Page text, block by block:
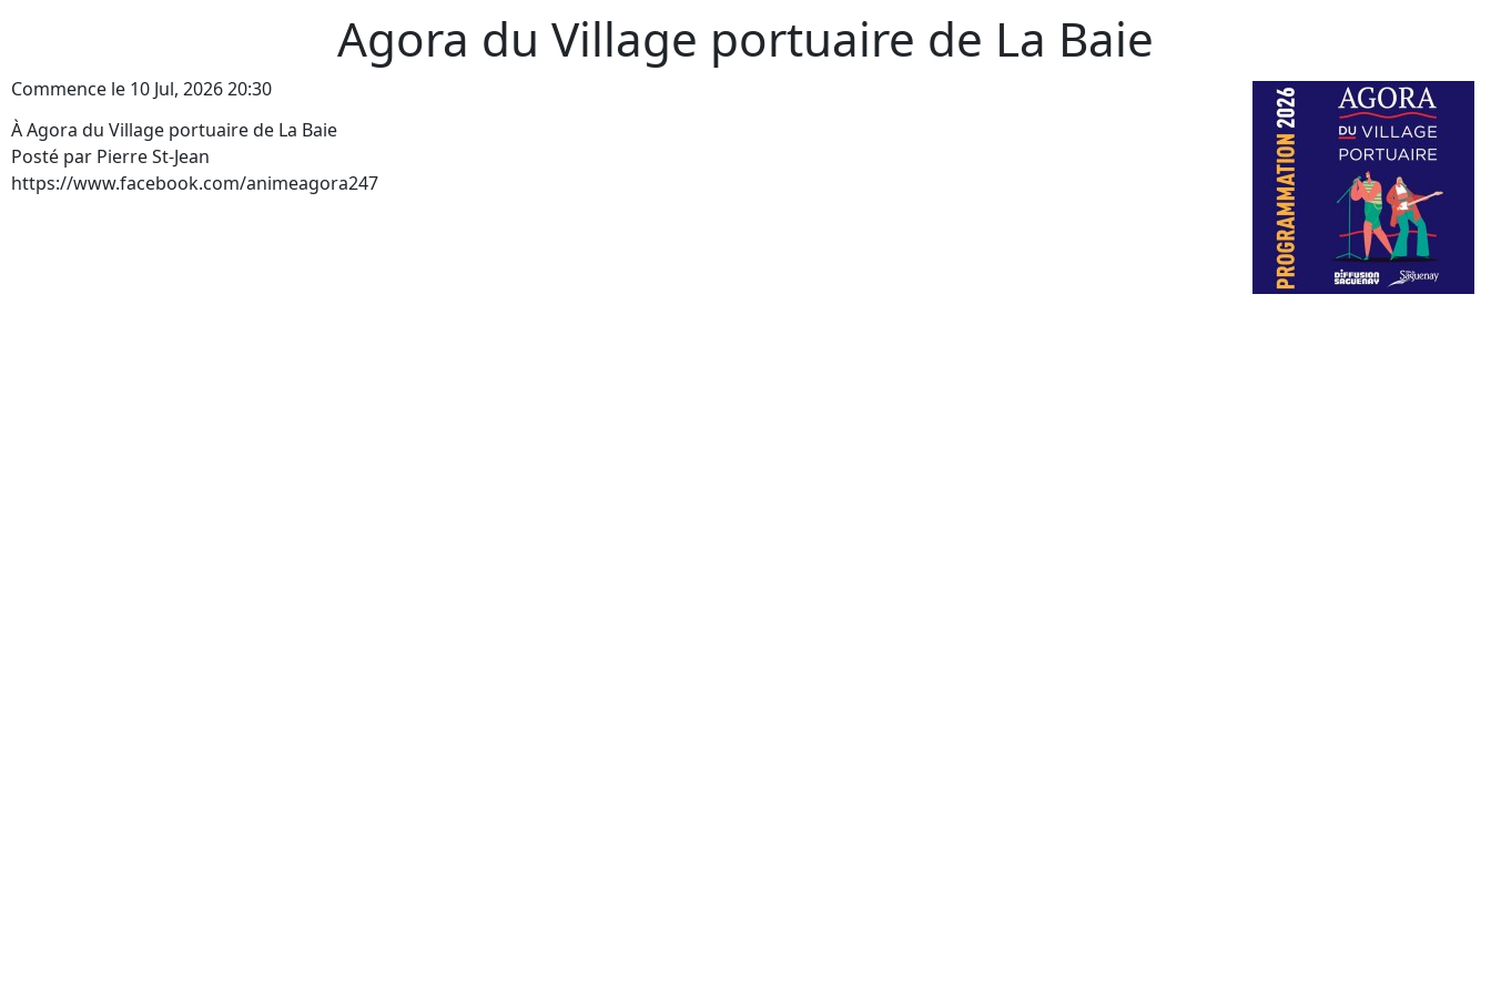
Agora du Village portuaire de La Baie
Commence le 10 Jul, 2026 20:30
À Agora du Village portuaire de La Baie
Posté par Pierre St-Jean
https://www.facebook.com/animeagora247